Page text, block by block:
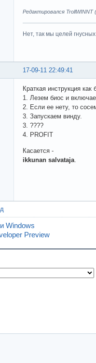
Редактировался TrollWINNT
Нет, так мы целей
17-09-11 22:49:41
Краткая инструкция
1. Лезем биос и
2. Если ее нету, то
3. Запускаем винду.
3. ????
4. PROFIT
Касается -
ikkunan salvataja
Windows
Preview